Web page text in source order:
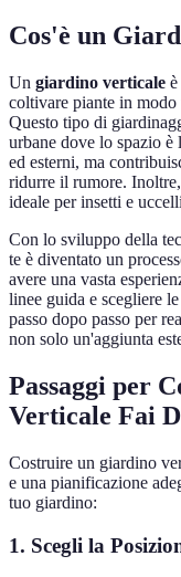
Cos'è un
Un giardino verticale
coltivare piante in
Questo tipo di
urbane dove lo spazio
ed esterni, ma
ridurre il rumore.
ideale per insetti e
Con lo sviluppo della
te è diventato un
avere una vasta
linee guida e scegliere
passo dopo passo per
non solo un'aggiunta
Passaggi per
Verticale Fai
Costruire un giardino
e una pianificazione
tuo giardino:
1. Scegli la